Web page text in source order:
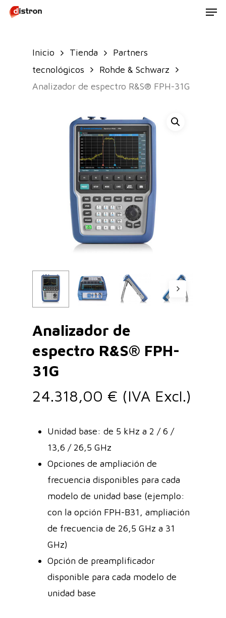
Skip
Inicio Tienda
Partners
tecnológicos
Rohde & Schwarz
Analizador de espectro R&S® FPH-31G
Analizador de
espectro R&S® FPH-
31G
24.318,00 € (IVA Excl.)
Unidad base: de 5 kHz a 2 / 6 /
13,6 / 26,5 GHz
Opciones de ampliación de
frecuencia disponibles para cada
modelo de unidad base (ejemplo:
con la opción FPH-B31, ampliación
de frecuencia de 26,5 GHz a 31
GHz)
Opción de preamplificador
disponible para cada modelo de
unidad base